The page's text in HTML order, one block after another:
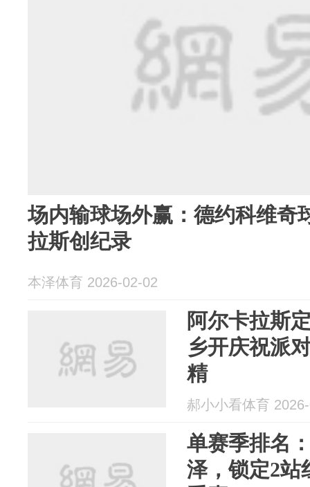
场内输球场外赢：德约科维奇
拉斯创纪录
本泽体育 2026-02-02
阿尔卡拉斯
乡开庆祝派
精
郝小小看体育
单赛季排名
泽，锁定2站